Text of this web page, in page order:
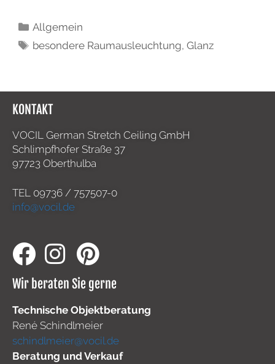
Allgemein
besondere Raumausleuchtung,Glanz
KONTAKT
VOCIL German Stretch Ceiling GmbH
Schlimpfhofer Straße 37
97723 Oberthulba
TEL 09736 / 757507-0
info@vocil.de
Wir beraten Sie gerne
Technische Objektberatung
René Schindlmeier
schindlmeier@vocil.de
Beratung und Verkauf